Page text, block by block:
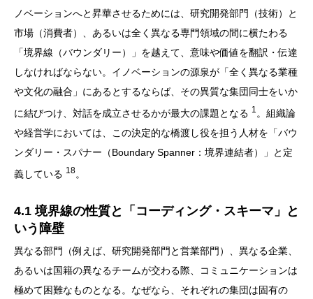
ノベーションへと昇華させるためには、研究開発部門（技術）と
市場（消費者）、あるいは全く異なる専門領域の間に横たわる
「境界線（バウンダリー）」を越えて、意味や価値を翻訳・伝達
しなければならない。イノベーションの源泉が「全く異なる業種
や文化の融合」にあるとするならば、その異質な集団同士をいか
に結びつけ、対話を成立させるかが最大の課題となる 1 。組織論
や経営学においては、この決定的な橋渡し役を担う人材を「バウ
ンダリー・スパナー（Boundary Spanner：境界連結者）」と定
義している 18。
4.1 境界線の性質と「コーディング・スキーマ」と
いう障壁
異なる部門（例えば、研究開発部門と営業部門）、異なる企業、
あるいは国籍の異なるチームが交わる際、コミュニケーションは
極めて困難なものとなる。なぜなら、それぞれの集団は固有の